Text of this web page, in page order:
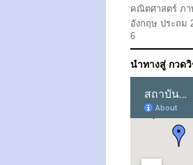
คณิตศาสตร์ ภา
อังกฤษ ประถม
6
นำทางสู่ กวด